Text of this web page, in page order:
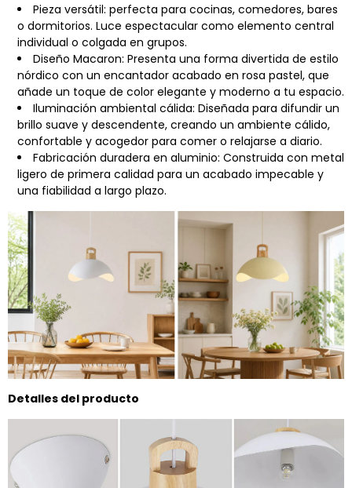
Pieza versátil: perfecta para cocinas, comedores, bares
o dormitorios. Luce espectacular como elemento central
individual o colgada en grupos.
Diseño Macaron: Presenta una forma divertida de estilo
nórdico con un encantador acabado en rosa pastel, que
añade un toque de color elegante y moderno a tu espacio.
Iluminación ambiental cálida: Diseñada para difundir un
brillo suave y descendente, creando un ambiente cálido,
confortable y acogedor para comer o relajarse a diario.
Fabricación duradera en aluminio: Construida con metal
ligero de primera calidad para un acabado impecable y
una fiabilidad a largo plazo.
Detalles del producto